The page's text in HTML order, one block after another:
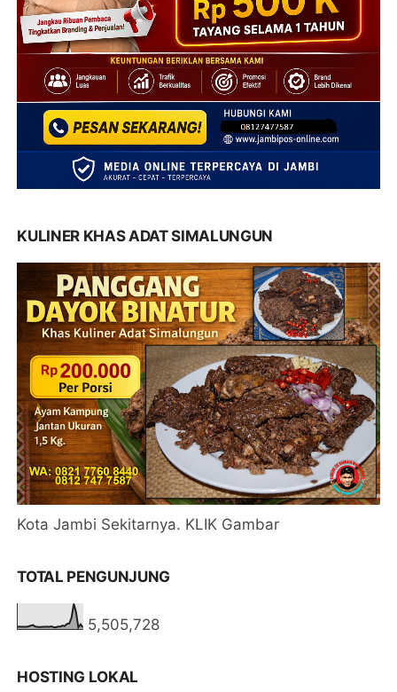
KULINER KHAS ADAT SIMALUNGUN
Kota Jambi Sekitarnya. KLIK Gambar
TOTAL PENGUNJUNG
5,505,728
HOSTING LOKAL